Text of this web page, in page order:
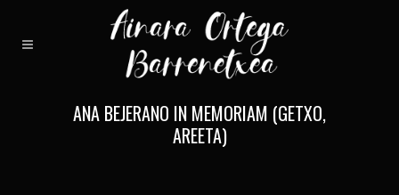
ANA BEJERANO IN MEMORIAM (GETXO,
AREETA)